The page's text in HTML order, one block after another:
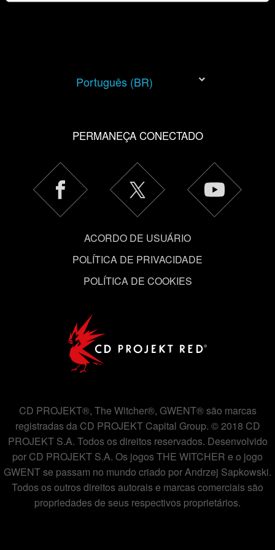
Português (BR)
PERMANEÇA CONECTADO
ACORDO DE USUÁRIO
POLÍTICA DE PRIVACIDADE
POLÍTICA DE COOKIES
CD PROJEKT®, The Witcher®, GWENT® são marcas
registradas da CD PROJEKT Capital Group. © 2018 CD
PROJEKT S.A. Todos os direitos reservados. Desenvolvido
por CD PROJEKT S.A. Os jogos THE WITCHER e o jogo
GWENT se passam no mundo criado por Andrzej Sapkowski.
Todos os outros direitos autorais e marcas comerciais são
propriedades de seus respectivos proprietários.